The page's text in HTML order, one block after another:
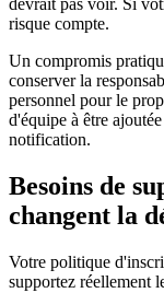
devrait pas voir. Si
risque compte.
Un compromis
conserver la
personnel pour le
d'équipe à être
notification.
Besoins de
changent la
Votre politique
supportez réellement